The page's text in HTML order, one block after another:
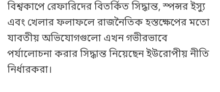
বিশ্বকাপে রেফারিদের বিতর্কিত সিদ্ধান্ত, স্পন্সর ইস্যু
এবং খেলার ফলাফলে রাজনৈতিক হস্তক্ষেপের মতো
যাবতীয় অভিযোগগুলো এখন গভীরভাবে
পর্যালোচনা করার সিদ্ধান্ত নিয়েছেন ইউরোপীয় নীতি
নির্ধারকরা।